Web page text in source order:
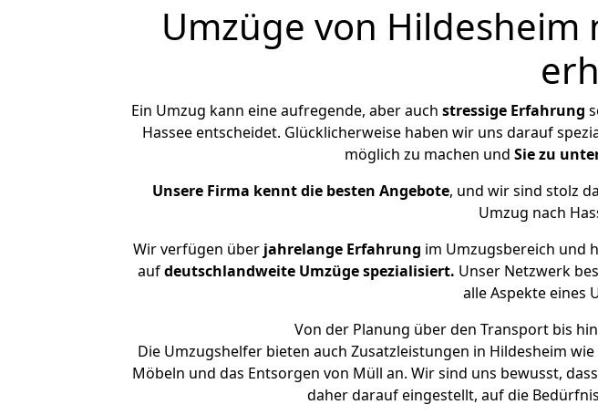
Umzüge von Hildesheim
Ein Umzug kann eine aufregende, aber auch stressige Erfahrung
Hassee entscheidet. Glücklicherweise haben wir uns darauf
möglich zu machen und Sie zu
Unsere Firma kennt die besten Angebote, und wir sind stolz
Umzug nach
Wir verfügen über jahrelange Erfahrung im Umzugsbereich und
aufdeutschlandweite Umzüge spezialisiert. Unser Netzwerk
alle Aspekte eines
Von der Planung über den Transport bis
Die Umzugshelfer bieten auch Zusatzleistungen in Hildesheim wie
Möbeln und das Entsorgen von Müll an. Wir sind uns bewusst,
daher darauf eingestellt, auf die